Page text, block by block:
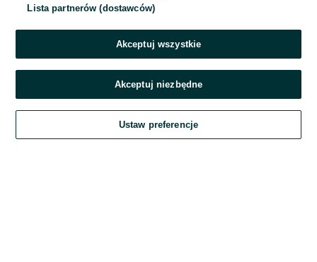
Zaloguj się
Kontynuując za pośrednictwem jednego z dostawców wskazanych powyżej,
OLX.pl w jego aktualnym brzmieniu.
Lista partnerów (dostawców)
Akceptuj wszystkie
Akceptuj niezbędne
Ustaw preferencje